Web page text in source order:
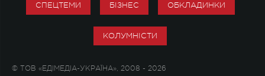
СПЕЦТЕМИ БІЗНЕС ОБКЛАДИНКИ
КОЛУМНІСТИ
© ТОВ «ЕДІМЕДІА-УКРАЇНА», 2008 - 2026